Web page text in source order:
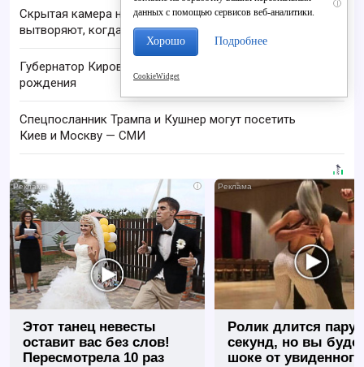
i
Скрытая камера на пляже Крыма: Что люди
вытворяют, когда их не видят...
Губернатор Кировской области празднует день
рождения
Спецпосланник Трампа и Кушнер могут посетить
Киев и Москву — СМИ
i
Этот танец невесты
оставит вас без слов!
Пересмотрела 10 раз
Ролик длится пару
секунд, но вы
шоке от увиденного
данных с помощью сервисов веб-аналитики.
Хорошо Подробнее
CookieWidget